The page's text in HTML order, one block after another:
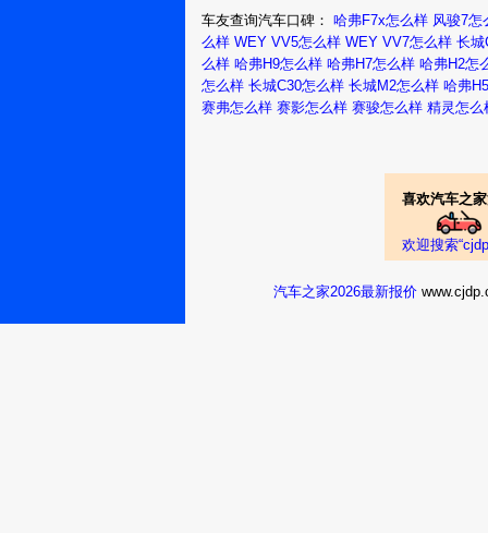
通化：西伯利
亚病毒
14年1月16日购
1.2吨，重车140
可受罪了，到现
置上说是
风骏52013款
真实油耗：7.5L/
卡，从多方面考
风骏52013
车友查询汽车口碑： 哈弗F7x怎么样 风骏7怎
么样 WEY VV5怎么样 WEY VV7怎么样 长城
么样 哈弗H9怎么样 哈弗H7怎么样 哈弗H2怎
怎么样 长城C30怎么样 长城M2怎么样 哈弗
赛弗怎么样 赛影怎么样 赛骏怎么样 精灵怎么
喜欢汽车之
欢迎搜索
汽车之家2026最新报价